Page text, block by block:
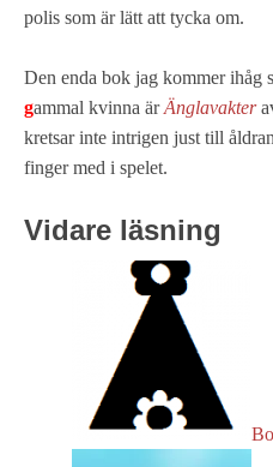
polis som är lätt att tycka om.
Den enda bok jag kommer ihåg
gammal kvinna ärÄnglavakter
kretsar inte intrigen just till
finger med i spelet.
Vidare läsning